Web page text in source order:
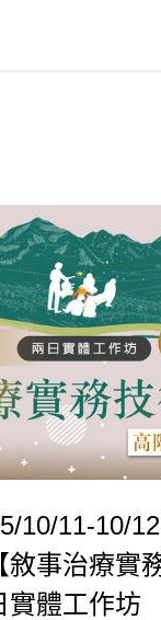
10/11-10/
事治療實
實體工作坊